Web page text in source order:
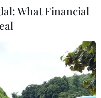
PV/Vietnam+)
What Financial